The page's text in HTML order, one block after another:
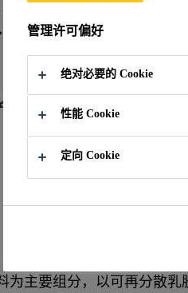
防水砂
品中心 西卡蓝盾DEC防水涂
为主要组分，以可再分散乳
管理许可偏好
绝对必要的 Cookie
性能 Cookie
定向 Cookie